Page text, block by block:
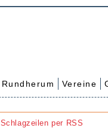
Rundherum Vereine
Schlagzeilen per RSS